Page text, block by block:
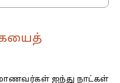
ஐந்து நாட்கள்